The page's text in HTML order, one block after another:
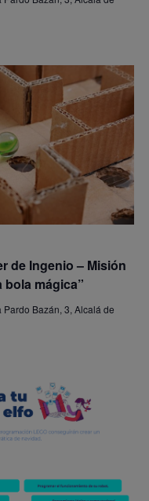
de Ingenio – Misión
bola mágica”
Pardo Bazán, 3, Alcalá de